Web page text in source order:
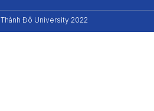
Đô University 2022